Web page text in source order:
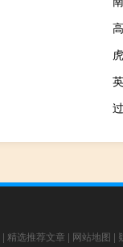
| 精选推荐文章 | 网站地图 |